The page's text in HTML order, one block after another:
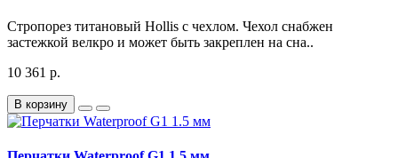
Стропорез титановый Hollis с чехлом. Чехол снабжен
застежкой велкро и может быть закреплен на сна..
10 361 р.
В корзину